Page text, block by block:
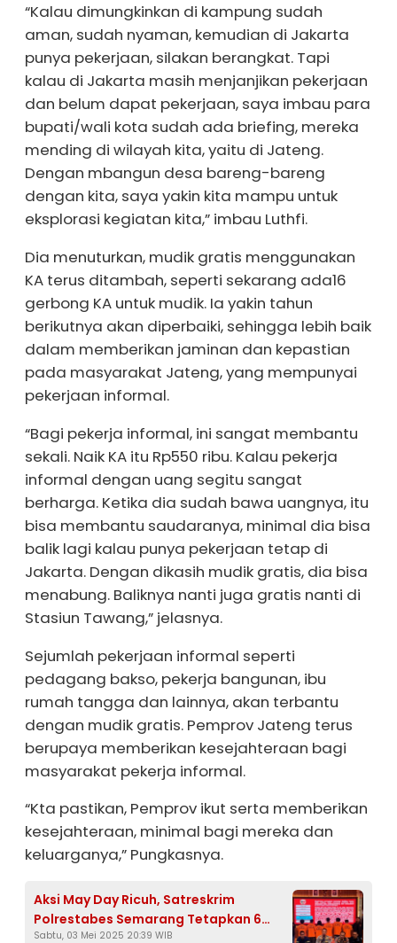
“Kalau dimungkinkan di kampung sudah
aman, sudah nyaman, kemudian di Jakarta
punya pekerjaan, silakan berangkat. Tapi
kalau di Jakarta masih menjanjikan pekerjaan
dan belum dapat pekerjaan, saya imbau para
bupati/wali kota sudah ada briefing, mereka
mending di wilayah kita, yaitu di Jateng.
Dengan mbangun desa bareng-bareng
dengan kita, saya yakin kita mampu untuk
eksplorasi kegiatan kita,” imbau Luthfi.
Dia menuturkan, mudik gratis menggunakan
KA terus ditambah, seperti sekarang ada16
gerbong KA untuk mudik. Ia yakin tahun
berikutnya akan diperbaiki, sehingga lebih baik
dalam memberikan jaminan dan kepastian
pada masyarakat Jateng, yang mempunyai
pekerjaan informal.
“Bagi pekerja informal, ini sangat membantu
sekali. Naik KA itu Rp550 ribu. Kalau pekerja
informal dengan uang segitu sangat
berharga. Ketika dia sudah bawa uangnya, itu
bisa membantu saudaranya, minimal dia bisa
balik lagi kalau punya pekerjaan tetap di
Jakarta. Dengan dikasih mudik gratis, dia bisa
menabung. Baliknya nanti juga gratis nanti di
Stasiun Tawang,” jelasnya.
Sejumlah pekerjaan informal seperti
pedagang bakso, pekerja bangunan, ibu
rumah tangga dan lainnya, akan terbantu
dengan mudik gratis. Pemprov Jateng terus
berupaya memberikan kesejahteraan bagi
masyarakat pekerja informal.
“Kta pastikan, Pemprov ikut serta memberikan
kesejahteraan, minimal bagi mereka dan
keluarganya,” Pungkasnya.
Aksi May Day Ricuh, Satreskrim
Polrestabes Semarang Tetapkan 6
Orang Kelompok Anarko Sabagai
Sabtu, 03 Mei 2025 20:39 WIB